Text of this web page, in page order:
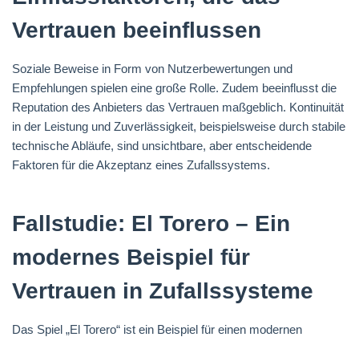
Vertrauen beeinflussen
Soziale Beweise in Form von Nutzerbewertungen und
Empfehlungen spielen eine große Rolle. Zudem beeinflusst die
Reputation des Anbieters das Vertrauen maßgeblich. Kontinuität
in der Leistung und Zuverlässigkeit, beispielsweise durch stabile
technische Abläufe, sind unsichtbare, aber entscheidende
Faktoren für die Akzeptanz eines Zufallssystems.
Fallstudie: El Torero – Ein
modernes Beispiel für
Vertrauen in Zufallssysteme
Das Spiel „El Torero“ ist ein Beispiel für einen modernen